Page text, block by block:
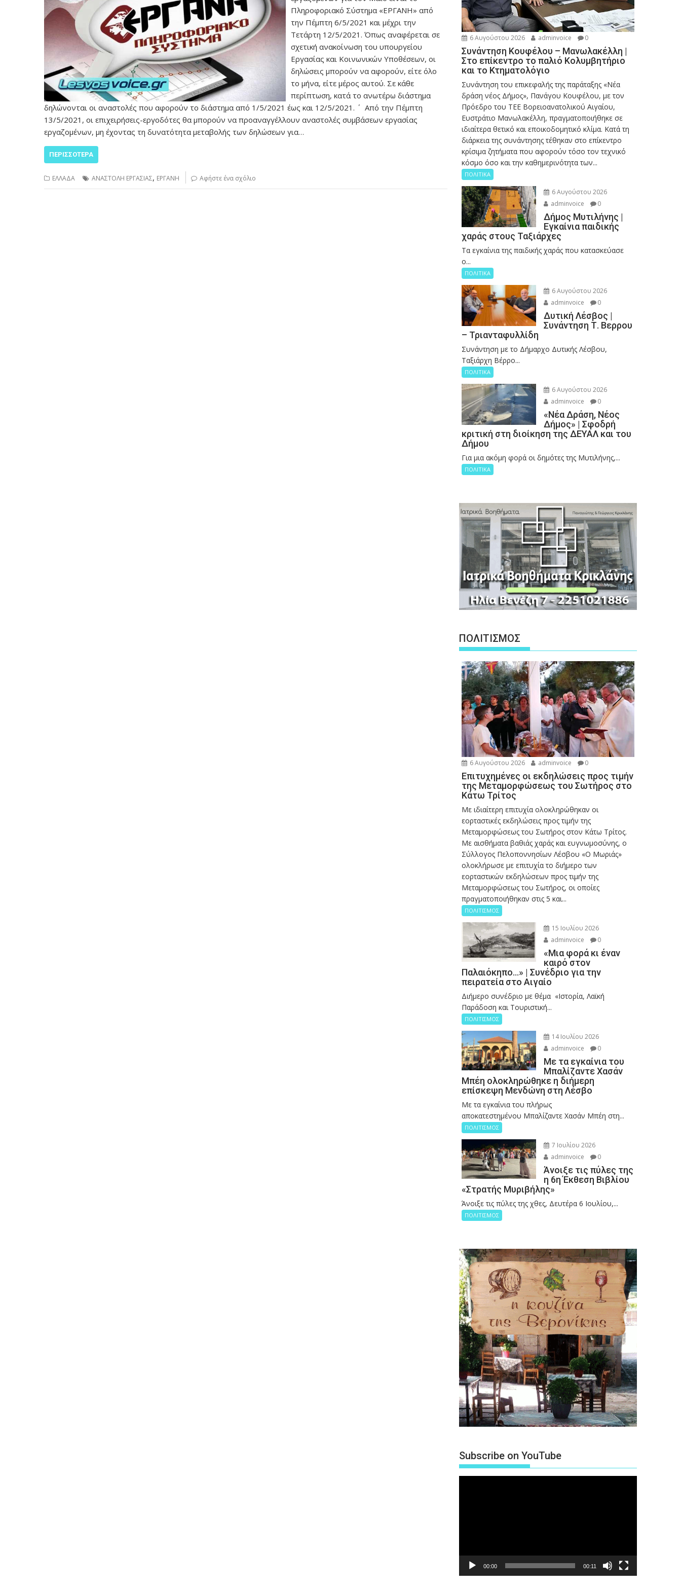
Πληροφοριακό Σύστημα «ΕΡΓΑΝΗ» από
την Πέμπτη 6/5/2021 και μέχρι την
Τετάρτη 12/5/2021. Όπως αναφέρεται σε
σχετική ανακοίνωση του υπουργείου
Εργασίας και Κοινωνικών Υποθέσεων, οι
δηλώσεις μπορούν να αφορούν, είτε όλο
το μήνα, είτε μέρος αυτού. Σε κάθε
περίπτωση, κατά το ανωτέρω διάστημα
δηλώνονται οι αναστολές που αφορούν το διάστημα από 1/5/2021 έως και 12/5/2021. ΄ Από την Πέμπτη
13/5/2021, οι επιχειρήσεις-εργοδότες θα μπορούν να προαναγγέλλουν αναστολές συμβάσεων εργασίας
εργαζομένων, μη έχοντας τη δυνατότητα μεταβολής των δηλώσεων για…
ΠΕΡΙΣΣΌΤΕΡΑ
ΕΛΛΑΔΑ ΑΝΑΣΤΟΛΗ ΕΡΓΑΣΙΑΣ, ΕΡΓΑΝΗ Αφήστε ένα σχόλιο
6 Αυγούστου 2026 adminvoice 0
Συνάντηση Κουφέλου – Μανωλακέλλη |
Στο επίκεντρο το παλιό Κολυμβητήριο
και το Κτηματολόγιο
Συνάντηση του επικεφαλής της παράταξης «Νέα
δράση νέος Δήμος», Πανάγου Κουφέλου, με τον
Πρόεδρο του ΤΕΕ Βορειοανατολικού Αιγαίου,
Ευστράτιο Μανωλακέλλη, πραγματοποιήθηκε σε
ιδιαίτερα θετικό και εποικοδομητικό κλίμα. Κατά τη
διάρκεια της συνάντησης τέθηκαν στο επίκεντρο
κρίσιμα ζητήματα που αφορούν τόσο τον τεχνικό
κόσμο όσο και την καθημερινότητα των...
ΠΟΛΙΤΙΚΑ
6 Αυγούστου 2026
adminvoice
0
Δήμος Μυτιλήνης |
Εγκαίνια παιδικής
χαράς στους Ταξιάρχες
Tα εγκαίνια της παιδικής χαράς που κατασκεύασε
ο...
ΠΟΛΙΤΙΚΑ
6 Αυγούστου 2026
adminvoice
0
Δυτική Λέσβος |
Συνάντηση Τ. Βερρου
– Τριανταφυλλίδη
Συνάντηση με το Δήμαρχο Δυτικής Λέσβου,
Ταξιάρχη Βέρρο...
ΠΟΛΙΤΙΚΑ
6 Αυγούστου 2026
adminvoice
0
«Νέα Δράση, Νέος
Δήμος» | Σφοδρή
κριτική στη διοίκηση της ΔΕΥΑΛ και του
Δήμου
Για μια ακόμη φορά οι δημότες της Μυτιλήνης,...
ΠΟΛΙΤΙΚΑ
ΠΟΛΙΤΙΣΜΟΣ
6 Αυγούστου 2026 adminvoice 0
Επιτυχημένες οι εκδηλώσεις προς τιμήν
της Μεταμορφώσεως του Σωτήρος στο
Κάτω Τρίτος
Με ιδιαίτερη επιτυχία ολοκληρώθηκαν οι
εορταστικές εκδηλώσεις προς τιμήν της
Μεταμορφώσεως του Σωτήρος στον Κάτω Τρίτος.
Με αισθήματα βαθιάς χαράς και ευγνωμοσύνης, ο
Σύλλογος Πελοποννησίων Λέσβου «Ο Μωριάς»
ολοκλήρωσε με επιτυχία το διήμερο των
εορταστικών εκδηλώσεων προς τιμήν της
Μεταμορφώσεως του Σωτήρος, οι οποίες
πραγματοποιήθηκαν στις 5 και...
ΠΟΛΙΤΙΣΜΟΣ
15 Ιουλίου 2026
adminvoice
0
«Μια φορά κι έναν
καιρό στον
Παλαιόκηπο…» | Συνέδριο για την
πειρατεία στο Αιγαίο
Διήμερο συνέδριο με θέμα «Ιστορία, Λαϊκή
Παράδοση και Τουριστική...
ΠΟΛΙΤΙΣΜΟΣ
14 Ιουλίου 2026
adminvoice
0
Με τα εγκαίνια του
Μπαλίζαντε Χασάν
Μπέη ολοκληρώθηκε η διήμερη
επίσκεψη Μενδώνη στη Λέσβο
Με τα εγκαίνια του πλήρως
αποκατεστημένου Μπαλίζαντε Χασάν Μπέη στη...
ΠΟΛΙΤΙΣΜΟΣ
7 Ιουλίου 2026
adminvoice
0
Άνοιξε τις πύλες της
η 6η Έκθεση Βιβλίου
«Στρατής Μυριβήλης»
Άνοιξε τις πύλες της χθες, Δευτέρα 6 Ιουλίου,...
ΠΟΛΙΤΙΣΜΟΣ
Subscribe on YouTube
00:00 00:11